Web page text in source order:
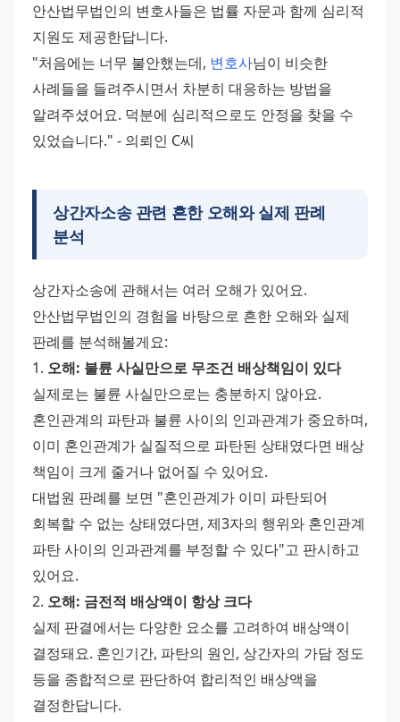
안산법무법인의 변호사들은 법률 자문과 함께 심리적
지원도 제공한답니다.
"처음에는 너무 불안했는데, 변호사님이 비슷한
사례들을 들려주시면서 차분히 대응하는 방법을
알려주셨어요. 덕분에 심리적으로도 안정을 찾을 수
있었습니다." - 의뢰인 C씨
상간자소송 관련 흔한 오해와 실제 판례
분석
상간자소송에 관해서는 여러 오해가 있어요.
안산법무법인의 경험을 바탕으로 흔한 오해와 실제
판례를 분석해볼게요:
1. 오해: 불륜 사실만으로 무조건 배상책임이 있다
실제로는 불륜 사실만으로는 충분하지 않아요.
혼인관계의 파탄과 불륜 사이의 인과관계가 중요하며,
이미 혼인관계가 실질적으로 파탄된 상태였다면 배상
책임이 크게 줄거나 없어질 수 있어요.
대법원 판례를 보면 "혼인관계가 이미 파탄되어
회복할 수 없는 상태였다면, 제3자의 행위와 혼인관계
파탄 사이의 인과관계를 부정할 수 있다"고 판시하고
있어요.
2. 오해: 금전적 배상액이 항상 크다
실제 판결에서는 다양한 요소를 고려하여 배상액이
결정돼요. 혼인기간, 파탄의 원인, 상간자의 가담 정도
등을 종합적으로 판단하여 합리적인 배상액을
결정한답니다.